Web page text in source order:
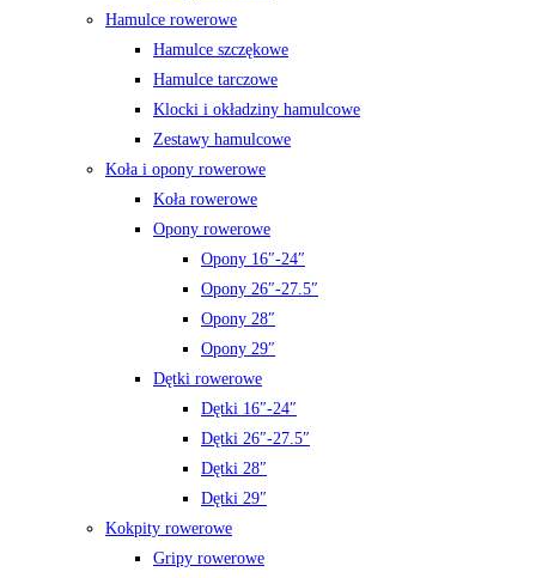
Hamulce rowerowe
Hamulce szczękowe
Hamulce tarczowe
Klocki i okładziny hamulcowe
Zestawy hamulcowe
Koła i opony rowerowe
Koła rowerowe
Opony rowerowe
Opony 16″-24″
Opony 26″-27.5″
Opony 28″
Opony 29″
Dętki rowerowe
Dętki 16″-24″
Dętki 26″-27.5″
Dętki 28″
Dętki 29″
Kokpity rowerowe
Gripy rowerowe